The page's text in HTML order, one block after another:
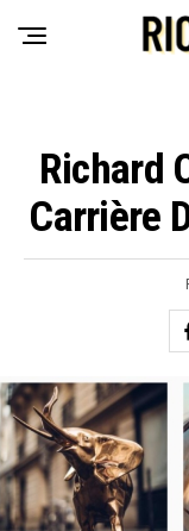
Richard
Carrière